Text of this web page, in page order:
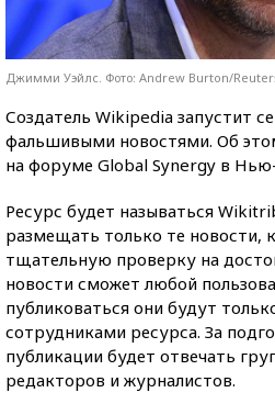
Джимми Уэйлс. Фото: Andrew Burton/
Создатель Wikipedia запустит
фальшивыми новостями. Об
на форуме Global Synergy в
Ресурс будет называться
размещать только те новости,
тщательную проверку на
новости сможет любой
публиковаться они будут
сотрудниками ресурса. За
публикации будет отвечать
редакторов и журналистов.